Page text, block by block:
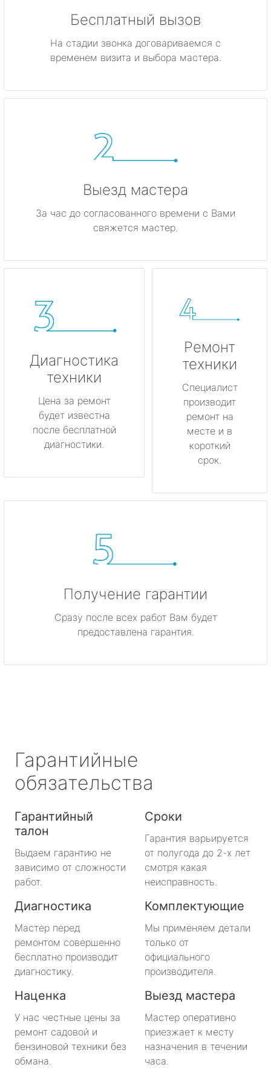
Бесплатный вызов
На стадии звонка договариваемся с
временем визита и выбора мастера.
Выезд мастера
За час до согласованного времени с Вами
свяжется мастер.
Диагностика
техники
Цена за ремонт
будет известна
после бесплатной
диагностики.
Ремонт
техники
Специалист
производит
ремонт на
месте и в
короткий
срок.
Получение гарантии
Сразу после всех работ Вам будет
предоставлена гарантия.
Гарантийные
обязательства
Гарантийный
талон
Выдаем гарантию не
зависимо от сложности
работ.
Сроки
Гарантия варьируется
от полугода до 2-х лет
смотря какая
неисправность.
Диагностика
Мастер перед
ремонтом совершенно
бесплатно производит
диагностику.
Комплектующие
Мы применяем детали
только от
официального
производителя.
Наценка
У нас честные цены за
ремонт садовой и
бензиновой техники без
обмана.
Выезд мастера
Мастер оперативно
приезжает к месту
назначения в течении
часа.